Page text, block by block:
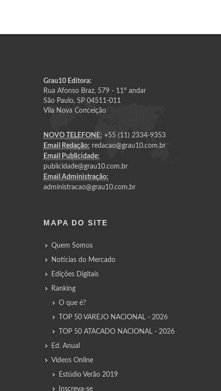
Grau10 Editora:
Rua Afonso Braz, 579 - 11º andar
São Paulo, SP 04511-011
Vila Nova Conceição
NOVO TELEFONE: +55 (11) 2334-9353
Email Redação: redacao@grau10.com.br
Email Publicidade:
publicidade@grau10.com.br
Email Administração:
administracao@grau10.com.br
MAPA DO SITE
Quem Somos
Notícias do Mercado
Edições Digitais
Ranking
O que é?
TOP 50 VAREJO NACIONAL - 2026
TOP 50 ATACADO NACIONAL - 2026
Ed. Anual
Vídeos Online
Estúdio Verão 2019
Inscreva-se